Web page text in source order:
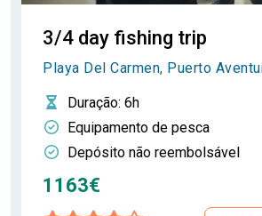
3/4 day fishing trip
Playa Del Carmen, Puerto
Duração: 6h
Equipamento de pesca
Depósito não reembolsável
1163€